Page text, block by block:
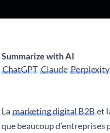
Summarize with AI
ChatGPT Claude Perplexity
La marketing digital B2Bet
que beaucoup